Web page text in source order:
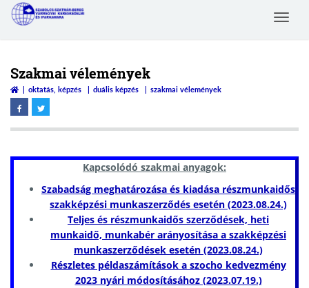
Toggle
Szakmai vélemények
oktatás, képzés duális képzés szakmai vélemények
Kapcsolódó szakmai anyagok:
Szabadság meghatározása és kiadása részmunkaidős
szakképzési munkaszerződés esetén (2023.08.24.)
Teljes és részmunkaidős szerződések, heti
munkaidő, munkabér arányosítása a szakképzési
munkaszerződések esetén (2023.08.24.)
Részletes példaszámítások a szocho kedvezmény
2023 nyári módosításához (2023.07.19.)